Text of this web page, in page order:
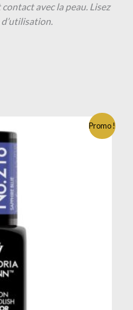
avec la peau. Lisez
Promo !